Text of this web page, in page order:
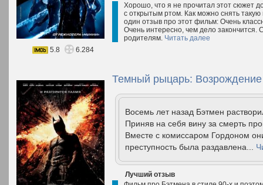
Хорошо, что я не прочитал этот сюжет
с открытым ртом. Как можно снять
один отзыв про этот фильм: Очень
Очень интересно, чем дело
родителям. Читать далее
5.8
6.284
Темный рыцарь:
Восемь лет назад Бэтмен
Приняв на себя вину за смерть
Вместе с комиссаром Гордоном
преступность была раздавлена...
Лучший отзыв